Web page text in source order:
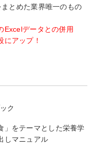
とめた業界唯一のもの
Excelデータとの併用
にアップ！
ク
」をテーマとした栄養学
しマニュアル